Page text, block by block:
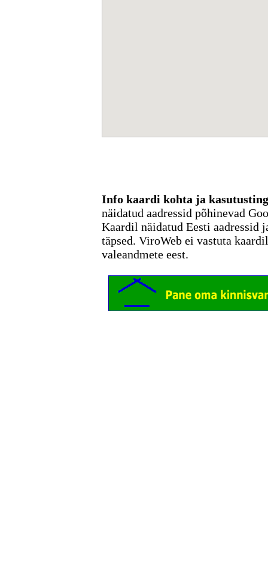
Info kaardi kohta ja
näidatud aadressid põhinevad
Kaardil näidatud Eesti aadressid
täpsed. ViroWeb ei vastuta
valeandmete eest.